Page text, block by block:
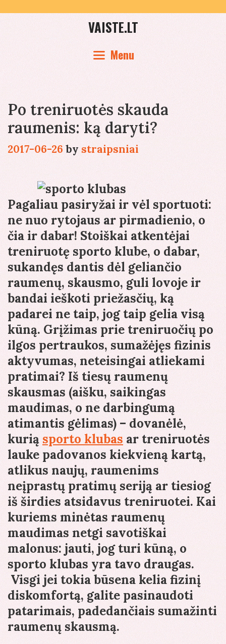
VAISTE.LT
Menu
Po treniruotės skauda
raumenis: ką daryti?
2017-06-26 by straipsniai
Pagaliau pasiryžai ir vėl sportuoti:
ne nuo rytojaus ar pirmadienio, o
čia ir dabar! Stoiškai atkentėjai
treniruotę sporto klube, o dabar,
sukandęs dantis dėl geliančio
raumenų, skausmo, guli lovoje ir
bandai ieškoti priežasčių, ką
padarei ne taip, jog taip gelia visą
kūną. Grįžimas prie treniruočių po
ilgos pertraukos, sumažėjęs fizinis
aktyvumas, neteisingai atliekami
pratimai? Iš tiesų raumenų
skausmas (aišku, saikingas
maudimas, o ne darbingumą
atimantis gėlimas) – dovanėlė,
kuriąsporto klubas ar treniruotės
lauke padovanos kiekvieną kartą,
atlikus naujų, raumenims
neįprastų pratimų seriją ar tiesiog
iš širdies atsidavus treniruotei. Kai
kuriems minėtas raumenų
maudimas netgi savotiškai
malonus: jauti, jog turi kūną, o
sporto klubas yra tavo draugas.
Visgi jei tokia būsena kelia fizinį
diskomfortą, galite pasinaudoti
patarimais, padedančiais sumažinti
raumenų skausmą.